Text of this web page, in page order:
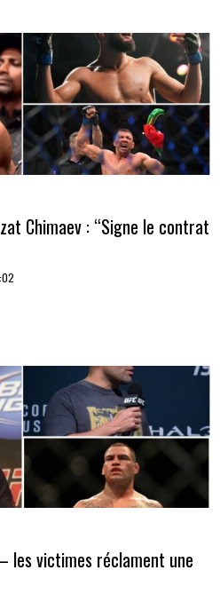
Chimaev : “Signe le contrat
les victimes réclament une